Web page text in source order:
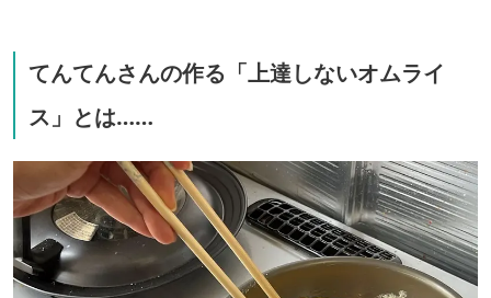
てんてんさんの作る「上達しないオムライ
ス」とは……